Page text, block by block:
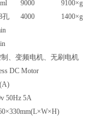
9000 9100×g
孔 4000 1400×g
、变频电机、无刷电机
DC Motor
50Hz 5A
×330mm(L×W×H)